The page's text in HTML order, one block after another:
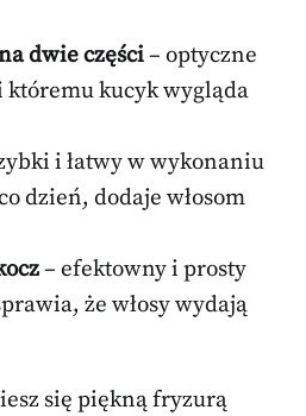
dwie części– optyczne
któremu kucyk wygląda
i łatwy w wykonaniu
dzień, dodaje włosom
– efektowny i prosty
że włosy wydają
się piękną fryzurą